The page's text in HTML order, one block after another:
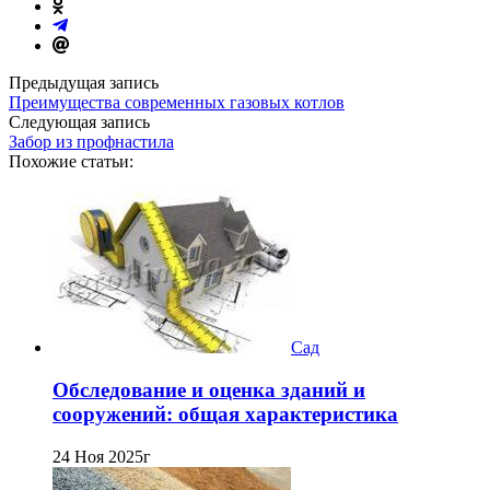
Предыдущая запись
Преимущества современных газовых котлов
Следующая запись
Забор из профнастила
Похожие статьи:
Сад
Обследование и оценка зданий и
сооружений: общая характеристика
24 Ноя 2025г